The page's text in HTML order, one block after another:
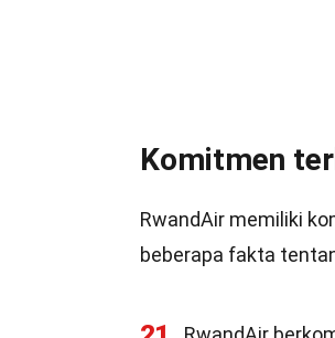
Komitmen
RwandAir memiliki
beberapa fakta